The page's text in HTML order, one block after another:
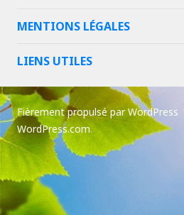
MENTIONS LÉGALES
LIENS UTILES
Fièrement propulsé par WordPress
WordPress.com.